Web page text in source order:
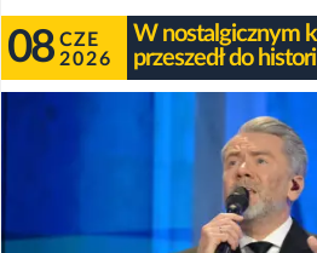
08 CZE
2026
W nostalgicznym
przeszedł do